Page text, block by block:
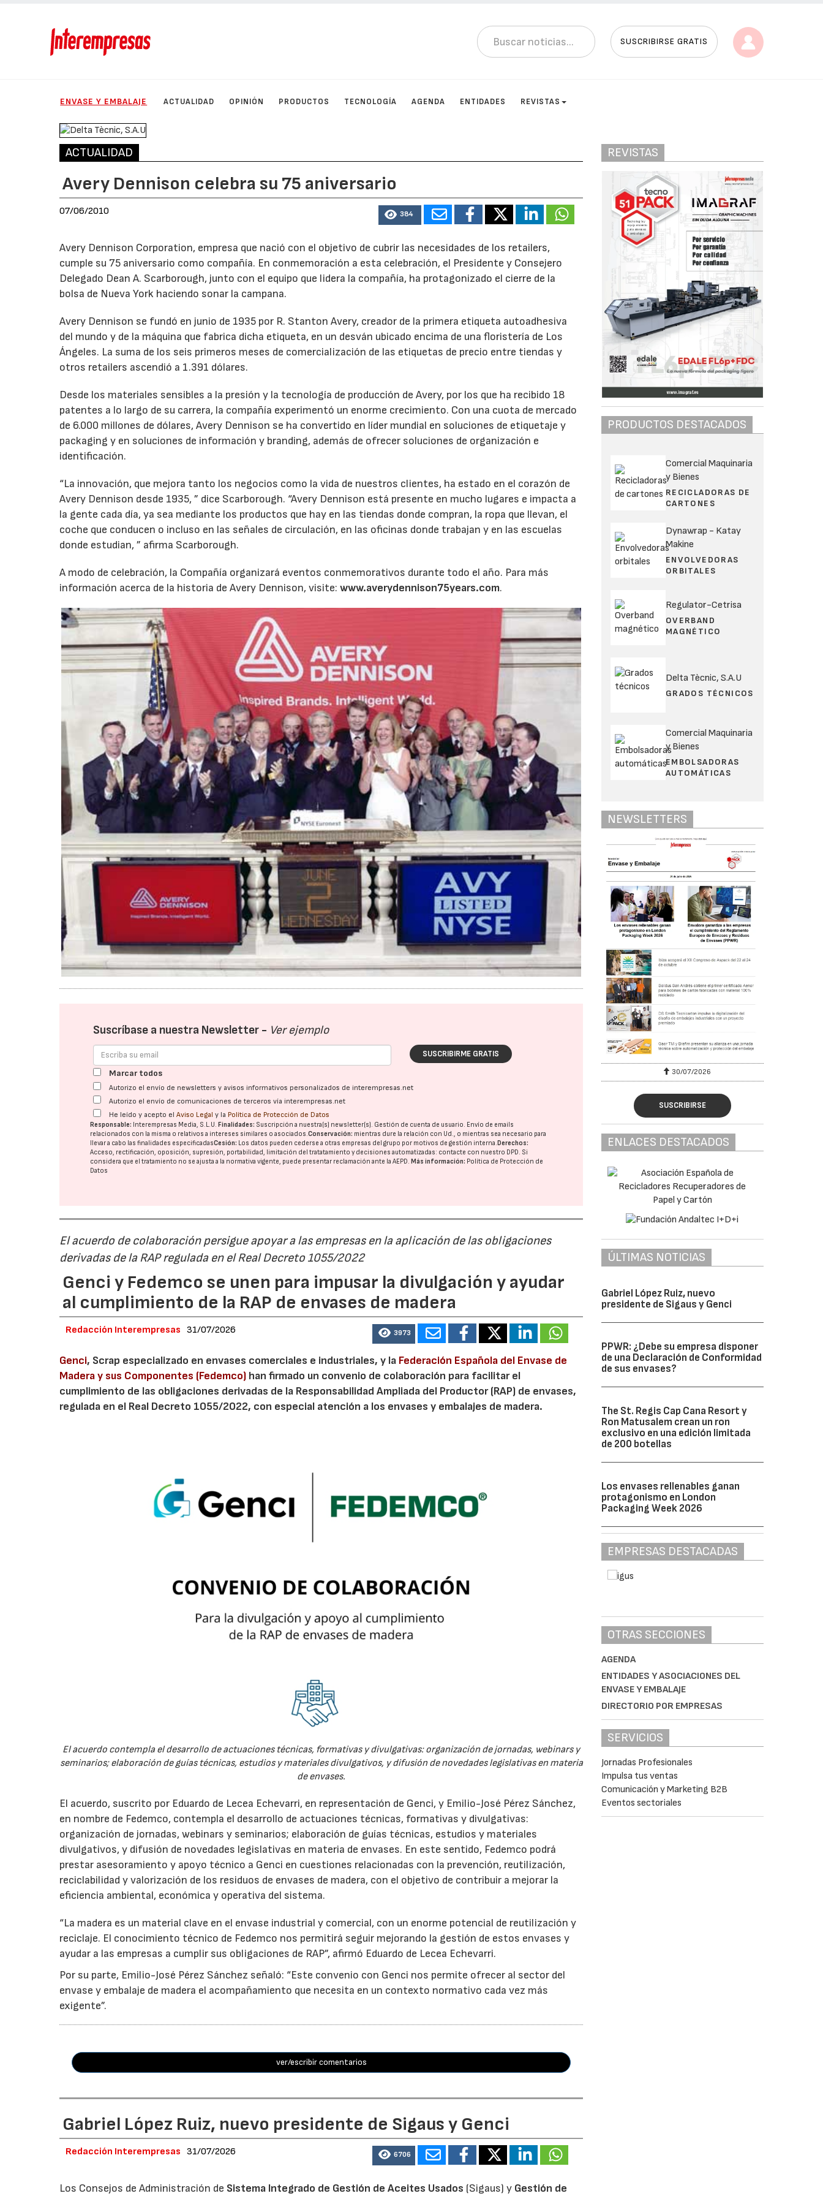
SUSCRIBIRSE GRATIS
ENVASE Y EMBALAJE ACTUALIDAD OPINIÓN PRODUCTOS TECNOLOGÍA AGENDA ENTIDADES REVISTAS
ACTUALIDAD
Avery Dennison celebra su 75 aniversario
07/06/2010 384
Avery Dennison Corporation, empresa que nació con el objetivo de cubrir las necesidades de los retailers,
cumple su 75 aniversario como compañía. En conmemoración a esta celebración, el Presidente y Consejero
Delegado Dean A. Scarborough, junto con el equipo que lidera la compañía, ha protagonizado el cierre de la
bolsa de Nueva York haciendo sonar la campana.
Avery Dennison se fundó en junio de 1935 por R. Stanton Avery, creador de la primera etiqueta autoadhesiva
del mundo y de la máquina que fabrica dicha etiqueta, en un desván ubicado encima de una floristería de Los
Ángeles. La suma de los seis primeros meses de comercialización de las etiquetas de precio entre tiendas y
otros retailers ascendió a 1.391 dólares.
Desde los materiales sensibles a la presión y la tecnología de producción de Avery, por los que ha recibido 18
patentes a lo largo de su carrera, la compañía experimentó un enorme crecimiento. Con una cuota de mercado
de 6.000 millones de dólares, Avery Dennison se ha convertido en líder mundial en soluciones de etiquetaje y
packaging y en soluciones de información y branding, además de ofrecer soluciones de organización e
identificación.
“La innovación, que mejora tanto los negocios como la vida de nuestros clientes, ha estado en el corazón de
Avery Dennison desde 1935, ” dice Scarborough. “Avery Dennison está presente en mucho lugares e impacta a
la gente cada día, ya sea mediante los productos que hay en las tiendas donde compran, la ropa que llevan, el
coche que conducen o incluso en las señales de circulación, en las oficinas donde trabajan y en las escuelas
donde estudian, ” afirma Scarborough.
A modo de celebración, la Compañía organizará eventos conmemorativos durante todo el año. Para más
información acerca de la historia de Avery Dennison, visite:www.averydennison75years.com.
Suscríbase a nuestra Newsletter - Ver ejemplo
SUSCRIBIRME GRATIS
Marcar todos
Autorizo el envío de newsletters y avisos informativos personalizados de interempresas.net
Autorizo el envío de comunicaciones de terceros vía interempresas.net
He leído y acepto elAviso Legal y la Política de Protección de Datos
Responsable: Interempresas Media, S.L.U.Finalidades: Suscripción a nuestra(s) newsletter(s). Gestión de cuenta de usuario. Envío de emails
relacionados con la misma o relativos a intereses similares o asociados.Conservación: mientras dure la relación con Ud., o mientras sea necesario para
llevar a cabo las finalidades especificadasCesión: Los datos pueden cederse a otras empresas del grupo por motivos de gestión interna.Derechos:
Acceso, rectificación, oposición, supresión, portabilidad, limitación del tratatamiento y decisiones automatizadas: contacte con nuestro DPD. Si
considera que el tratamiento no se ajusta a la normativa vigente, puede presentar reclamación ante laAEPD.Más información: Política de Protección de
Datos
El acuerdo de colaboración persigue apoyar a las empresas en la aplicación de las obligaciones
derivadas de la RAP regulada en el Real Decreto 1055/2022
Genci y Fedemco se unen para impusar la divulgación y ayudar
al cumplimiento de la RAP de envases de madera
Redacción Interempresas 31/07/2026 3973
Genci, Scrap especializado en envases comerciales e industriales, y la Federación Española del Envase de
Madera y sus Componentes (Fedemco) han firmado un convenio de colaboración para facilitar el
cumplimiento de las obligaciones derivadas de la Responsabilidad Ampliada del Productor (RAP) de envases,
regulada en el Real Decreto 1055/2022, con especial atención a los envases y embalajes de madera.
El acuerdo contempla el desarrollo de actuaciones técnicas, formativas y divulgativas: organización de jornadas, webinars y
seminarios; elaboración de guías técnicas, estudios y materiales divulgativos, y difusión de novedades legislativas en materia
de envases.
El acuerdo, suscrito por Eduardo de Lecea Echevarri, en representación de Genci, y Emilio-José Pérez Sánchez,
en nombre de Fedemco, contempla el desarrollo de actuaciones técnicas, formativas y divulgativas:
organización de jornadas, webinars y seminarios; elaboración de guías técnicas, estudios y materiales
divulgativos, y difusión de novedades legislativas en materia de envases. En este sentido, Fedemco podrá
prestar asesoramiento y apoyo técnico a Genci en cuestiones relacionadas con la prevención, reutilización,
reciclabilidad y valorización de los residuos de envases de madera, con el objetivo de contribuir a mejorar la
eficiencia ambiental, económica y operativa del sistema.
“La madera es un material clave en el envase industrial y comercial, con un enorme potencial de reutilización y
reciclaje. El conocimiento técnico de Fedemco nos permitirá seguir mejorando la gestión de estos envases y
ayudar a las empresas a cumplir sus obligaciones de RAP”, afirmó Eduardo de Lecea Echevarri.
Por su parte, Emilio-José Pérez Sánchez señaló: “Este convenio con Genci nos permite ofrecer al sector del
envase y embalaje de madera el acompañamiento que necesita en un contexto normativo cada vez más
exigente”.
ver/escribir comentarios
Gabriel López Ruiz, nuevo presidente de Sigaus y Genci
Redacción Interempresas 31/07/2026 6706
Los Consejos de Administración de Sistema Integrado de Gestión de Aceites Usados (Sigaus) y Gestión de
REVISTAS
PRODUCTOS DESTACADOS
Comercial Maquinaria
y Bienes
RECICLADORAS DE
CARTONES
Dynawrap - Katay
Makine
ENVOLVEDORAS
ORBITALES
Regulator-Cetrisa
OVERBAND
MAGNÉTICO
Delta Tècnic, S.A.U
GRADOS TÉCNICOS
Comercial Maquinaria
y Bienes
EMBOLSADORAS
AUTOMÁTICAS
NEWSLETTERS
30/07/2026
SUSCRIBIRSE
ENLACES DESTACADOS
ÚLTIMAS NOTICIAS
Gabriel López Ruiz, nuevo
presidente de Sigaus y Genci
PPWR: ¿Debe su empresa disponer
de una Declaración de Conformidad
de sus envases?
The St. Regis Cap Cana Resort y
Ron Matusalem crean un ron
exclusivo en una edición limitada
de 200 botellas
Los envases rellenables ganan
protagonismo en London
Packaging Week 2026
EMPRESAS DESTACADAS
OTRAS SECCIONES
AGENDA
ENTIDADES Y ASOCIACIONES DEL
ENVASE Y EMBALAJE
DIRECTORIO POR EMPRESAS
SERVICIOS
Jornadas Profesionales
Impulsa tus ventas
Comunicación y Marketing B2B
Eventos sectoriales